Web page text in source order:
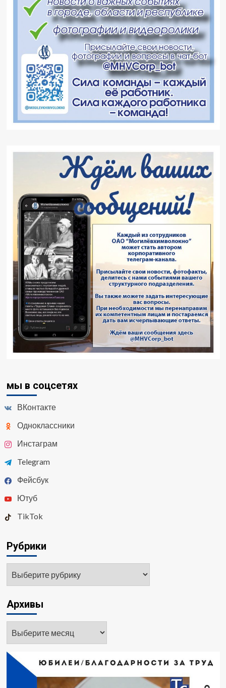
мы в соцсетях
ВКонтакте
Одноклассники
Инстаграм
Telegram
Фейсбук
Ютуб
TikTok
Рубрики
Архивы